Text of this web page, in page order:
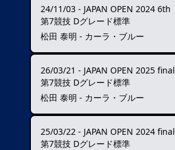
24/11/03 - JAPAN OPEN 2024 6th
第7競技 Dグレード標準
松田 泰明 - カーラ・ブルー
26/03/21 - JAPAN OPEN 2025 final
第7競技 Dグレード標準
松田 泰明 - カーラ・ブルー
25/03/22 - JAPAN OPEN 2024 final
第7競技 Dグレード標準